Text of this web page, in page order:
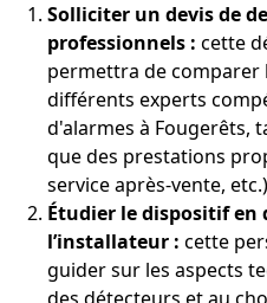
Solliciter un devis de
professionnels : cette
permettra de comparer
différents experts
d'alarmes à Fougerêts,
que des prestations
service après-vente,
Étudier le dispositif en
l’installateur : cette
guider sur les aspects